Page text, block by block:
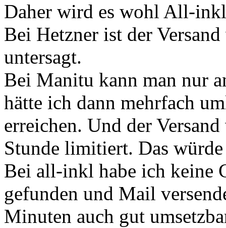
Daher wird es wohl All-
Bei Hetzner ist der
untersagt.
Bei Manitu kann man nur
hätte ich dann mehrfach
erreichen. Und der
Stunde limitiert. Das
Bei all-inkl habe ich keine
gefunden und Mail
Minuten auch gut